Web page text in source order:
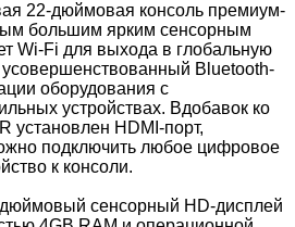
22-дюймовая консоль премиум-
большим ярким сенсорным
Wi-Fi для выхода в глобальную
усовершенствованный Bluetooth-
оборудования с
устройствах. Вдобавок ко
установлен HDMI-порт,
подключить любое цифровое
к консоли.
сенсорный HD-дисплей